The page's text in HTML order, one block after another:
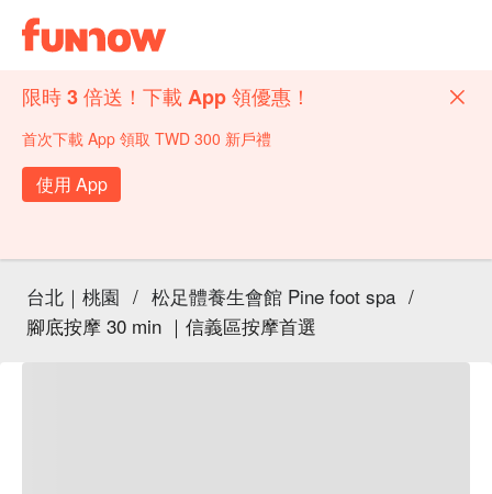
限時 3 倍送！下載 App 領優惠！
首次下載 App 領取 TWD 300 新戶禮
使用 App
台北｜桃園 / 松足體養生會館 Pine foot spa /
腳底按摩 30 min ｜信義區按摩首選